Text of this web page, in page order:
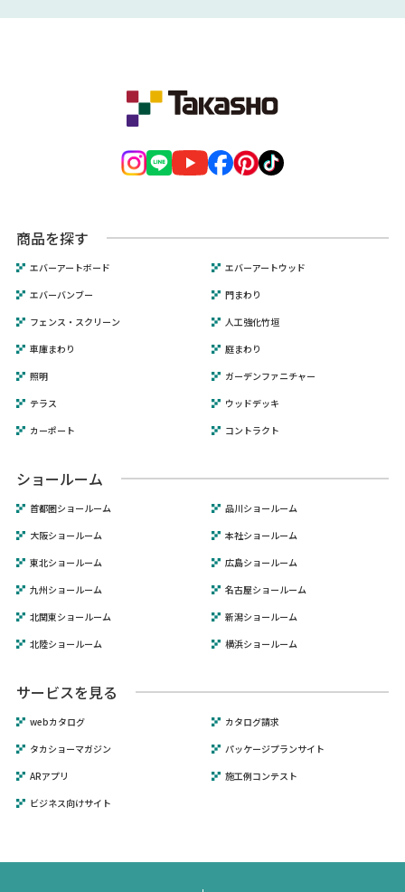
商品を探す
エバーアートボード
エバーアートウッド
エバーバンブー
門まわり
フェンス・スクリーン
人工強化竹垣
車庫まわり
庭まわり
照明
ガーデンファニチャー
テラス
ウッドデッキ
カーポート
コントラクト
ショールーム
首都圏ショールーム
品川ショールーム
大阪ショールーム
本社ショールーム
東北ショールーム
広島ショールーム
九州ショールーム
名古屋ショールーム
北関東ショールーム
新潟ショールーム
北陸ショールーム
横浜ショールーム
サービスを見る
webカタログ
カタログ請求
タカショーマガジン
パッケージプランサイト
ARアプリ
施工例コンテスト
ビジネス向けサイト